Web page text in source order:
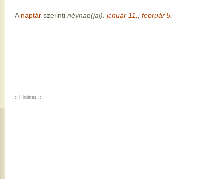
A naptár szerinti névnap(jai): január 11. február 5.
:: Hirdetés ::